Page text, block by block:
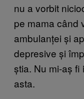
nu a vorbit
pe mama când
ambulanței și
depresive și
știa. Nu mi-aș fi
asta.